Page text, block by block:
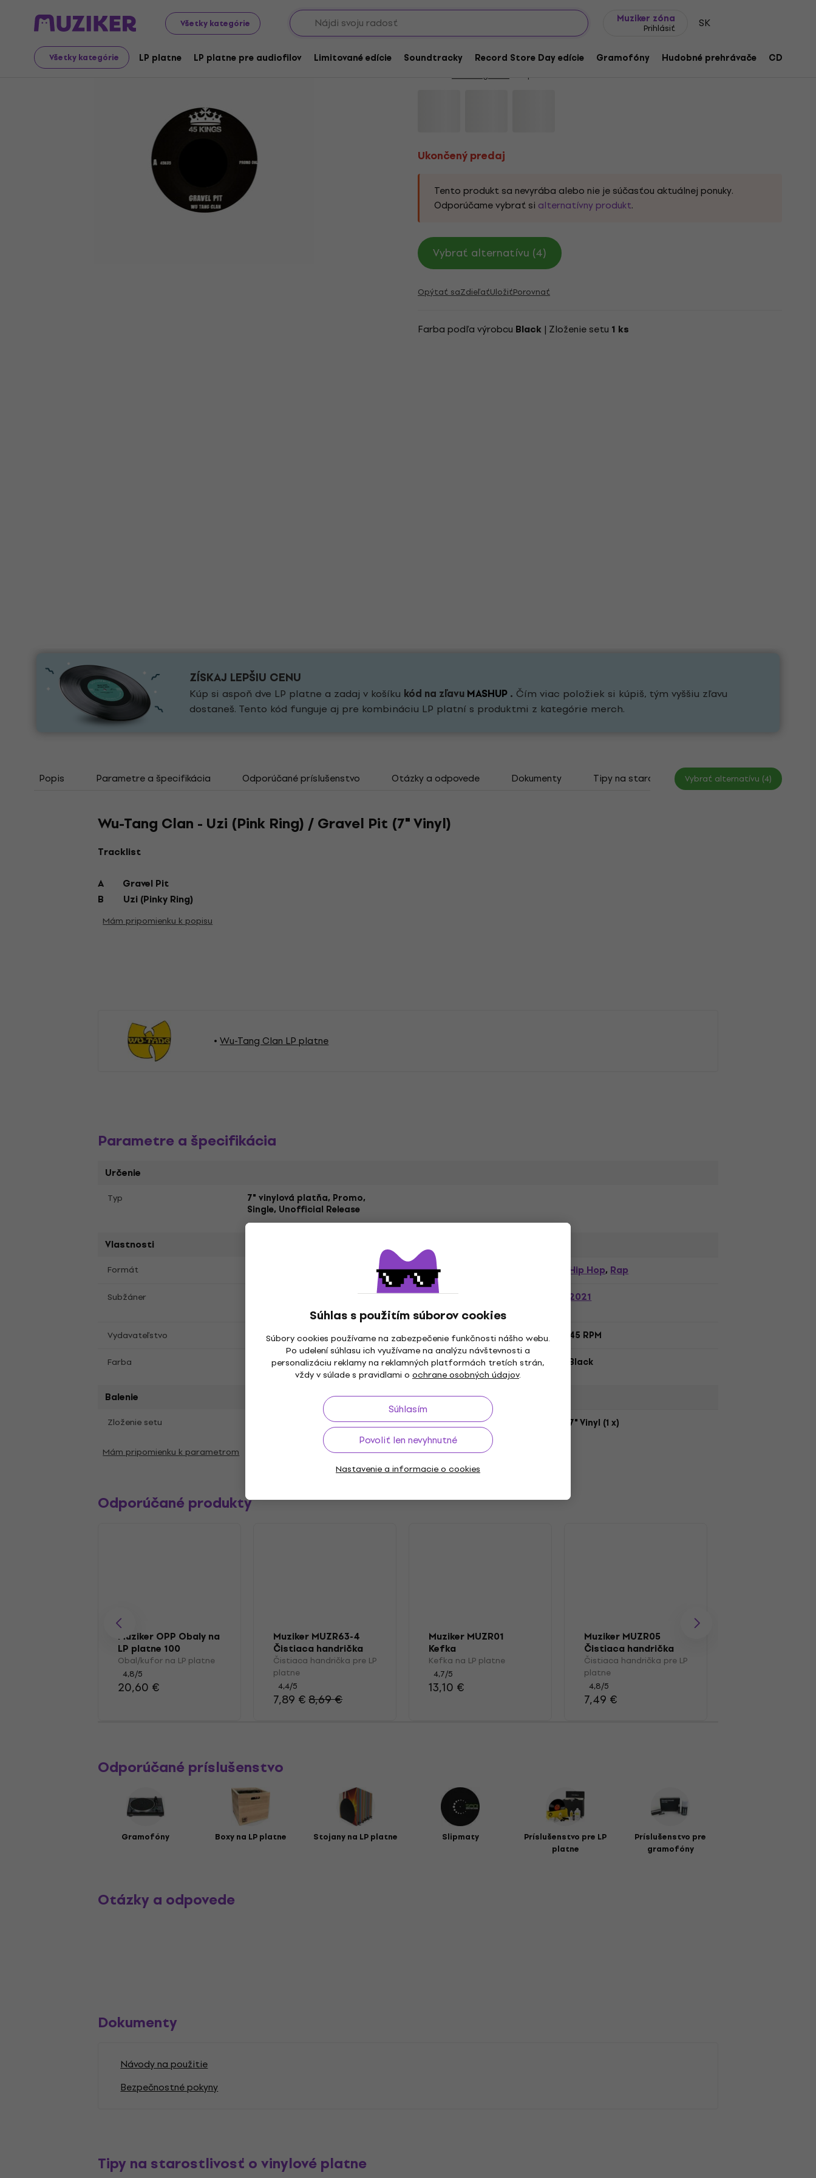
Všetky kategórie
Muziker zóna
Prihlásiť SK
Všetky kategórie LP platne LP platne pre audiofilov Limitované edície Soundtracky Record Store Day edície Gramofóny Hudobné prehrávače CD
Súhlas s použitím súborov cookies
Súbory cookies používame na zabezpečenie funkčnosti nášho webu.
Po udelení súhlasu ich využívame na analýzu návštevnosti a
personalizáciu reklamy na reklamných platformách tretích strán,
vždy v súlade s pravidlami o ochrane osobných údajov.
Súhlasím
Povoliť len nevyhnutné
Nastavenie a informacie o cookies
LP platne a CD LP platne
Video
Ukončený predaj
Ukončený predaj
Wu-Tang Clan - Uzi (Pink Ring) / Gravel Pit (7" Vinyl)
Wu-Tang Clan Kód produktu:
Ukončený predaj
Tento produkt sa nevyrába alebo nie je súčasťou aktuálnej ponuky.
Odporúčame vybrať si alternatívny produkt.
Vybrať alternatívu (4)
Opýtať saZdieľaťUložiťPorovnať
Farba podľa výrobcu Black | Zloženie setu 1 ks
ZÍSKAJ LEPŠIU CENU
Kúp si aspoň dve LP platne a zadaj v košíku kód na zľavuMASHUP. Čím viac položiek si kúpiš, tým vyššiu zľavu
dostaneš. Tento kód funguje aj pre kombináciu LP platní s produktmi z kategórie merch.
Popis Parametre a špecifikácia Odporúčané príslušenstvo Otázky a odpovede Dokumenty Tipy na starostlivosť o vinylové platne
Vybrať alternatívu (4)
Wu-Tang Clan - Uzi (Pink Ring) / Gravel Pit (7" Vinyl)
Tracklist
A
Gravel Pit
B
Uzi (Pinky Ring)
Mám pripomienku k popisu
Wu-Tang Clan LP platne
Parametre a špecifikácia
Určenie
Typ
7" vinylová platňa, Promo,
Single, Unofficial Release
Vlastnosti
Formát Žáner Hip Hop,Rap
Subžáner Hip Hop, Rok vydania 2021
Vydavateľstvo 45 Kings Rýchlosť
45 RPM
Farba
Čierna Farba podľa výrobcu Black
Balenie
Zloženie setu Balenie obsahuje 7" Vinyl (1 x)
Mám pripomienku k parametrom
Odporúčané produkty
Muziker OPP Obaly na
LP platne 100
Obal/kufor na LP platne
4,8/5
20,60 €
Muziker MUZR63-4
Čistiaca handrička
pre LP platne
Čistiaca handrička pre LP
platne
4,4/5
7,89 €8,69 €
Muziker MUZR01
Kefka
Kefka na LP platne
4,7/5
13,10 €
Muziker MUZR05
Čistiaca handrička
pre LP platne
Čistiaca handrička pre LP
platne
4,8/5
7,49 €
Odporúčané príslušenstvo
Gramofóny Boxy na LP platne Stojany na LP platne Slipmaty
Príslušenstvo pre LP
platne
Príslušenstvo pre
gramofóny
Otázky a odpovede
Dokumenty
Návody na použitie
Bezpečnostné pokyny
Tipy na starostlivosť o vinylové platne